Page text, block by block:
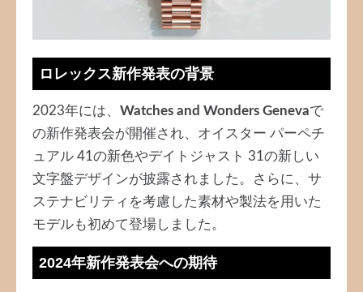
ロレックス新作発表の背景
2023年には、 Watches and Wonders Genevaで
の新作発表会が開催され、オイスター パーペチ
ュアル 41の新色やデイトジャスト 31の新しい
文字盤デザインが披露されました。さらに、サ
ステナビリティを考慮した素材や製法を用いた
モデルも初めて登場しました。
2024年新作発表会への期待